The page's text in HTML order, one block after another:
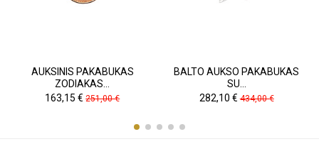
AUKSINIS PAKABUKAS
ZODIAKAS...
Kaina
163,15 € Pradinė
251,00 €
BALTO AUKSO PAKABUKAS
SU...
Kaina
282,10 €Pradinė
434,00 €